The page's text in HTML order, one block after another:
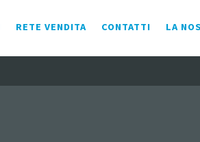
RETE VENDITA CONTATTI LA